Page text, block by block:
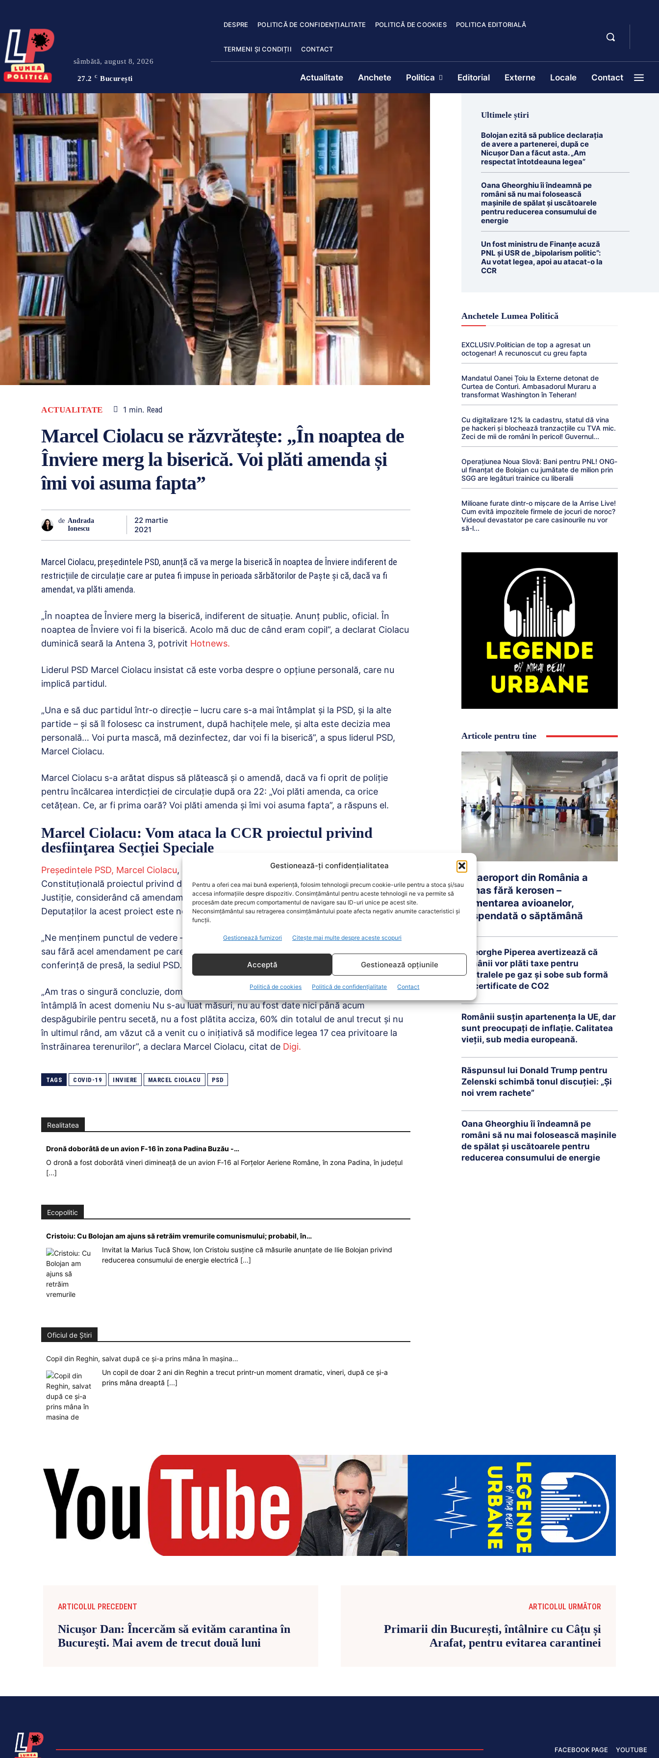
Gestionează-ți confidențialitatea
Pentru a oferi cea mai bună experiență, folosim tehnologii precum cookie-urile pentru a stoca și/sau
accesa informațiile despre dispozitiv. Consimțământul pentru aceste tehnologii ne va permite să
procesăm date precum comportamentul de navigare sau ID-uri unice pe acest site.
Neconsimțământul sau retragerea consimțământului poate afecta negativ anumite caracteristici și
funcții.
Gestionează furnizori Citește mai multe despre aceste scopuri
Acceptă Gestionează opțiunile
Politică de cookies Politică de confidențialitate Contact
sâmbătă, august 8, 2026
27.2 C București
DESPRE POLITICĂ DE CONFIDENȚIALITATE POLITICĂ DE COOKIES POLITICA EDITORIALĂ
TERMENI ȘI CONDIȚII CONTACT
Actualitate Anchete Politica Editorial Externe Locale Contact
ACTUALITATE 1 min. Read
Marcel Ciolacu se răzvrătește: „În noaptea de
Înviere merg la biserică. Voi plăti amenda și
îmi voi asuma fapta”
de Andrada
Ionescu
22 martie
2021
Marcel Ciolacu, președintele PSD, anunță că va merge la biserică în noaptea de Înviere indiferent de
restricțiile de circulație care ar putea fi impuse în perioada sărbătorilor de Paște și că, dacă va fi
amendat, va plăti amenda.
„​În noaptea de Înviere merg la biserică, indiferent de situație. Anunț public, oficial. În
noaptea de Înviere voi fi la biserică. Acolo mă duc de când eram copil”, a declarat Ciolacu
duminică seară la Antena 3, potrivit Hotnews.
Liderul PSD Marcel Ciolacu insistat că este vorba despre o opțiune personală, care nu
implică partidul.
„Una e să duc partidul într-o direcție – lucru care s-a mai întâmplat și la PSD, și la alte
partide – și să îl folosesc ca instrument, după hachițele mele, și alta este decizia mea
personală… Voi purta mască, mă dezinfectez, dar voi fi la biserică”, a spus liderul PSD,
Marcel Ciolacu.
Marcel Ciolacu s-a arătat dispus să plătească și o amendă, dacă va fi oprit de poliție
pentru încălcarea interdicției de circulație după ora 22: „Voi plăti amenda, ca orice
cetățean. Ce, ar fi prima oară? Voi plăti amenda și îmi voi asuma fapta”, a răspuns el.
Marcel Ciolacu: Vom ataca la CCR proiectul privind
desfiinţarea Secției Speciale
Preşedintele PSD, Marcel Ciolacu, a declarat, joi, că social-democraţii vor ataca la Curtea
Constituţională proiectul privind desfiinţarea Secţiei de Investigare a Infracţiunilor din
Justiţie, considerând că amendamentul adoptat de Comisia juridică a Camerei
Deputaţilor la acest proiect este neconstituţional.
„Ne menţinem punctul de vedere – vom ataca la Curtea Constituţională acest proiect cu
sau fără acel amendament pe care eu îl consider neconstituţional”, a spus Ciolacu, într-o
conferinţă de presă, la sediul PSD.
„Am tras o singură concluzie, domnul Oros este într-o lume paralelă față de ceea ce se
întâmplă în acest domeniu Nu s-au luat măsuri, nu au fost date nici până acum
despăgubirile pentru secetă, nu a fost plătita acciza, 60% din totalul de anul trecut și nu
în ultimul rând, am văzut că a venit cu o inițiativă să modifice legea 17 cea privitoare la
înstrăinarea terenurilor”, a declara Marcel Ciolacu, citat de Digi.
TAGS COVID-19 INVIERE MARCEL CIOLACU PSD
Realitatea
Dronă doborâtă de un avion F‑16 în zona Padina Buzău -…
O dronă a fost doborâtă vineri dimineață de un avion F‑16 al Forțelor Aeriene Române, în zona Padina, în județul
[...]
Ecopolitic
Cristoiu: Cu Bolojan am ajuns să retrăim vremurile comunismului; probabil, în…
Invitat la Marius Tucă Show, Ion Cristoiu susține că măsurile anunțate de Ilie Bolojan privind
reducerea consumului de energie electrică [...]
Oficiul de Știri
Copil din Reghin, salvat după ce și-a prins mâna în mașina…
Un copil de doar 2 ani din Reghin a trecut printr-un moment dramatic, vineri, după ce și-a
prins mâna dreaptă [...]
Ultimele știri
Bolojan ezită să publice declarația
de avere a partenerei, după ce
Nicușor Dan a făcut asta. „Am
respectat întotdeauna legea”
Oana Gheorghiu îi îndeamnă pe
români să nu mai folosească
mașinile de spălat și uscătoarele
pentru reducerea consumului de
energie
Un fost ministru de Finanțe acuză
PNL și USR de „bipolarism politic”:
Au votat legea, apoi au atacat-o la
CCR
Anchetele Lumea Politică
EXCLUSIV.Politician de top a agresat un
octogenar! A recunoscut cu greu fapta
Mandatul Oanei Țoiu la Externe detonat de
Curtea de Conturi. Ambasadorul Muraru a
transformat Washington în Teheran!
Cu digitalizare 12% la cadastru, statul dă vina
pe hackeri și blochează tranzacțiile cu TVA mic.
Zeci de mii de români în pericol! Guvernul...
Operațiunea Noua Slovă: Bani pentru PNL! ONG-
ul finanțat de Bolojan cu jumătate de milion prin
SGG are legături trainice cu liberalii
Milioane furate dintr-o mișcare de la Arrise Live!
Cum evită impozitele firmele de jocuri de noroc?
Videoul devastator pe care casinourile nu vor
să-l...
Articole pentru tine
Un aeroport din România a
rămas fără kerosen –
Alimentarea avioanelor,
suspendată o săptămână
Gheorghe Piperea avertizează că
românii vor plăti taxe pentru
centralele pe gaz și sobe sub formă
de certificate de CO2
Românii susțin apartenența la UE, dar
sunt preocupați de inflație. Calitatea
vieții, sub media europeană.
Răspunsul lui Donald Trump pentru
Zelenski schimbă tonul discuției: „Și
noi vrem rachete”
Oana Gheorghiu îi îndeamnă pe
români să nu mai folosească mașinile
de spălat și uscătoarele pentru
reducerea consumului de energie
ARTICOLUL PRECEDENT
Nicuşor Dan: Încercăm să evităm carantina în
Bucureşti. Mai avem de trecut două luni
ARTICOLUL URMĂTOR
Primarii din București, întâlnire cu Câțu și
Arafat, pentru evitarea carantinei
FACEBOOK PAGE YOUTUBE